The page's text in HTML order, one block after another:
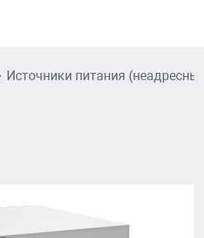
Источники питания